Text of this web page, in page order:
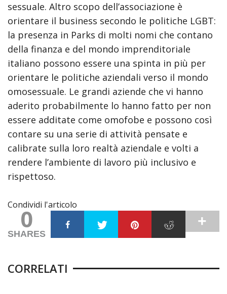
sessuale. Altro scopo dell’associazione è
orientare il business secondo le politiche LGBT:
la presenza in Parks di molti nomi che contano
della finanza e del mondo imprenditoriale
italiano possono essere una spinta in più per
orientare le politiche aziendali verso il mondo
omosessuale. Le grandi aziende che vi hanno
aderito probabilmente lo hanno fatto per non
essere additate come omofobe e possono così
contare su una serie di attività pensate e
calibrate sulla loro realtà aziendale e volti a
rendere l’ambiente di lavoro più inclusivo e
rispettoso.
Condividi l'articolo
0
SHARES
CORRELATI